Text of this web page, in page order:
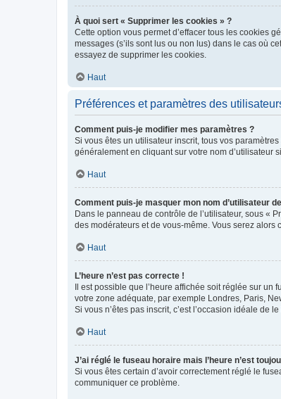
À quoi sert « Supprimer les cookies » ?
Cette option vous permet d’effacer tous les cookies
messages (s’ils sont lus ou non lus) dans le cas où
essayez de supprimer les cookies.
Haut
Préférences et paramètres des
Comment puis-je modifier mes paramètres ?
Si vous êtes un utilisateur inscrit, tous vos
généralement en cliquant sur votre nom d’utilisateur
Haut
Comment puis-je masquer mon nom d’utilisateur
Dans le panneau de contrôle de l’utilisateur, sous «
des modérateurs et de vous-même. Vous serez alors
Haut
L’heure n’est pas correcte !
Il est possible que l’heure affichée soit réglée sur
votre zone adéquate, par exemple Londres, Paris,
Si vous n’êtes pas inscrit, c’est l’occasion idéale de le
Haut
J’ai réglé le fuseau horaire mais l’heure n’est
Si vous êtes certain d’avoir correctement réglé le
communiquer ce problème.